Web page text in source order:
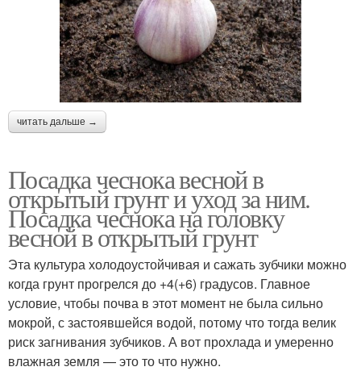
читать дальше →
Посадка чеснока весной в
открытый грунт и уход за ним.
Посадка чеснока на головку
весной в открытый грунт
Эта культура холодоустойчивая и сажать зубчики можно
когда грунт прогрелся до +4(+6) градусов. Главное
условие, чтобы почва в этот момент не была сильно
мокрой, с застоявшейся водой, потому что тогда велик
риск загнивания зубчиков. А вот прохлада и умеренно
влажная земля — это то что нужно.